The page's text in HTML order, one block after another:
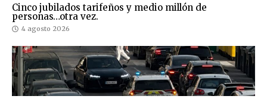
Cinco jubilados tarifeños y medio millón de
personas…otra vez.
4 agosto 2026